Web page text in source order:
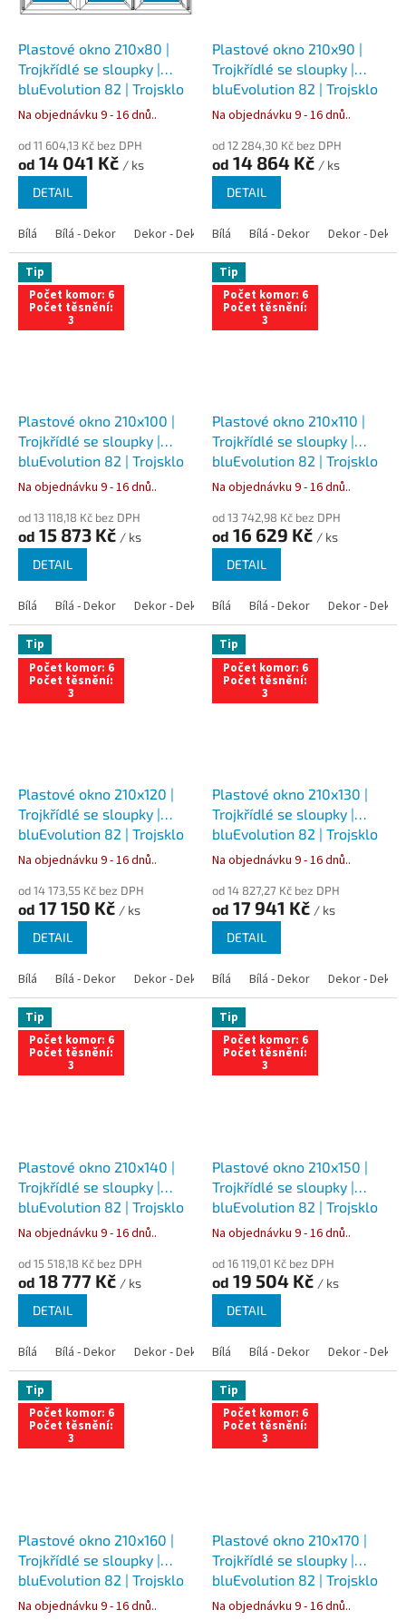
Plastové okno 210x80 |
Trojkřídlé se sloupky |
bluEvolution 82 | Trojsklo
Na objednávku 9 - 16 dnů..
od 11 604,13 Kč bez DPH
od 14 041 Kč / ks
DETAIL
Bílá Bílá - Dekor Dekor - Dekor Bílá - Antracit Bílá - Zlatý dub
Plastové okno 210x90 |
Trojkřídlé se sloupky |
bluEvolution 82 | Trojsklo
Na objednávku 9 - 16 dnů..
od 12 284,30 Kč bez DPH
od 14 864 Kč / ks
DETAIL
Bílá Bílá - Dekor Dekor - Dekor
Tip
Počet komor: 6
Počet těsnění:
3
Plastové okno 210x100 |
Trojkřídlé se sloupky |
bluEvolution 82 | Trojsklo
Na objednávku 9 - 16 dnů..
od 13 118,18 Kč bez DPH
od 15 873 Kč / ks
DETAIL
Bílá Bílá - Dekor Dekor - Dekor Bílá - Antracit Bílá - Zlatý dub
Tip
Počet komor: 6
Počet těsnění:
3
Plastové okno 210x110 |
Trojkřídlé se sloupky |
bluEvolution 82 | Trojsklo
Na objednávku 9 - 16 dnů..
od 13 742,98 Kč bez DPH
od 16 629 Kč / ks
DETAIL
Bílá Bílá - Dekor Dekor - Dekor
Tip
Počet komor: 6
Počet těsnění:
3
Plastové okno 210x120 |
Trojkřídlé se sloupky |
bluEvolution 82 | Trojsklo
Na objednávku 9 - 16 dnů..
od 14 173,55 Kč bez DPH
od 17 150 Kč / ks
DETAIL
Bílá Bílá - Dekor Dekor - Dekor Bílá - Antracit Bílá - Zlatý dub
Tip
Počet komor: 6
Počet těsnění:
3
Plastové okno 210x130 |
Trojkřídlé se sloupky |
bluEvolution 82 | Trojsklo
Na objednávku 9 - 16 dnů..
od 14 827,27 Kč bez DPH
od 17 941 Kč / ks
DETAIL
Bílá Bílá - Dekor Dekor - Dekor
Tip
Počet komor: 6
Počet těsnění:
3
Plastové okno 210x140 |
Trojkřídlé se sloupky |
bluEvolution 82 | Trojsklo
Na objednávku 9 - 16 dnů..
od 15 518,18 Kč bez DPH
od 18 777 Kč / ks
DETAIL
Bílá Bílá - Dekor Dekor - Dekor Bílá - Antracit Bílá - Zlatý dub
Tip
Počet komor: 6
Počet těsnění:
3
Plastové okno 210x150 |
Trojkřídlé se sloupky |
bluEvolution 82 | Trojsklo
Na objednávku 9 - 16 dnů..
od 16 119,01 Kč bez DPH
od 19 504 Kč / ks
DETAIL
Bílá Bílá - Dekor Dekor - Dekor
Tip
Počet komor: 6
Počet těsnění:
3
Plastové okno 210x160 |
Trojkřídlé se sloupky |
bluEvolution 82 | Trojsklo
Na objednávku 9 - 16 dnů..
Tip
Počet komor: 6
Počet těsnění:
3
Plastové okno 210x170 |
Trojkřídlé se sloupky |
bluEvolution 82 | Trojsklo
Na objednávku 9 - 16 dnů..